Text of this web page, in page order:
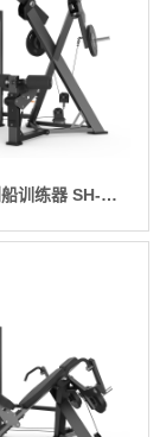
斜式坐姿划船训练器 SH-G7804